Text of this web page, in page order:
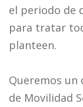
el periodo de
para tratar
planteen.
Queremos un
de Movilidad